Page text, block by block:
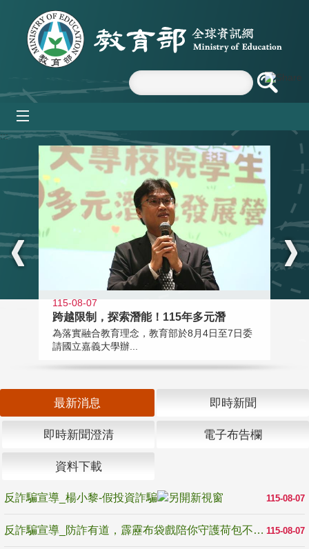
跳到主要內容區塊
:::
115-08-07
跨越限制，探索潛能！115年多元潛
為落實融合教育理念，教育部於8月4日至7日委
請國立嘉義大學辦...
最新消息 即時新聞
即時新聞澄清 電子布告欄
資料下載
115-08-07
反詐騙宣導_楊小黎-假投資詐騙
115-08-07
反詐騙宣導_防詐有道，霹靂布袋戲陪你守護荷包不受騙